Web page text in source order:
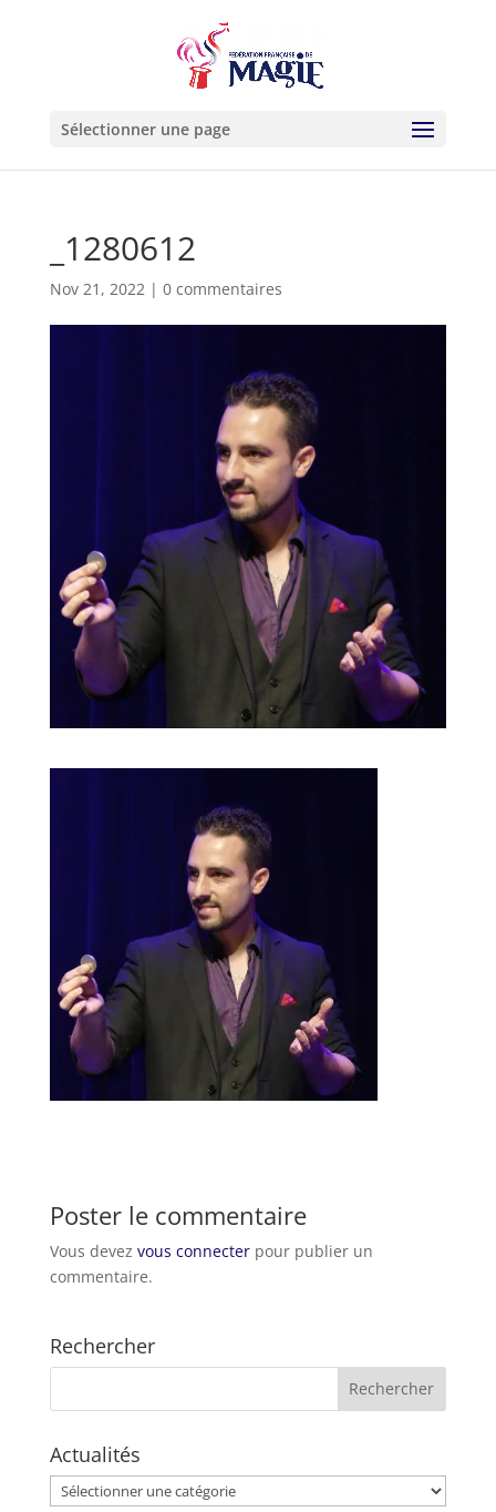
Sélectionner une page
_1280612
Nov 21, 2022| 0 commentaires
Poster le commentaire
Vous devez vous connecterpour publier un
commentaire.
Rechercher
Actualités
Actualités